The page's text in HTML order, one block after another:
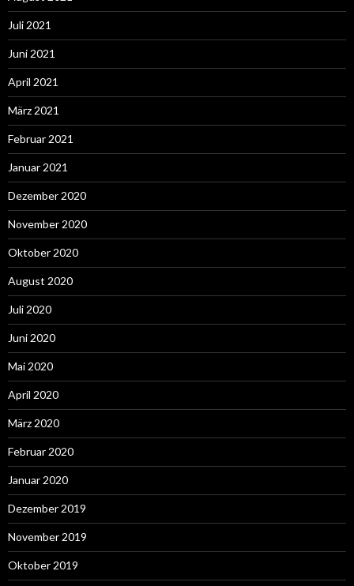
Juli 2021
Juni 2021
April 2021
März 2021
Februar 2021
Januar 2021
Dezember 2020
November 2020
Oktober 2020
August 2020
Juli 2020
Juni 2020
Mai 2020
April 2020
März 2020
Februar 2020
Januar 2020
Dezember 2019
November 2019
Oktober 2019